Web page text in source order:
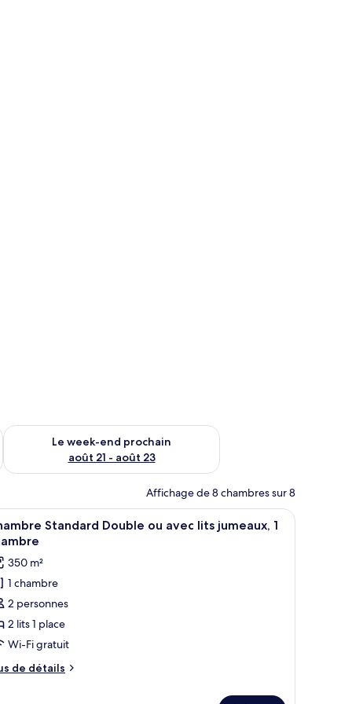
août 14 - août 16
Le week-end prochain
août 21 - août 23
Vérifier la disponibilité pour le week-end prochain août 21 -
Affichage de 8 chambres sur 8
avec une lampe et une chaise en bois.
un lit avec deux tables de chevet, une lampe suspendue et une armoire
:
Une chambre d’hôtel avec un grand lit,
6
Standard Double ou avec lits jumeaux, 1
350 m²
1 chambre
2 personnes
2 lits 1 place
Wi-Fi gratuit
de détails